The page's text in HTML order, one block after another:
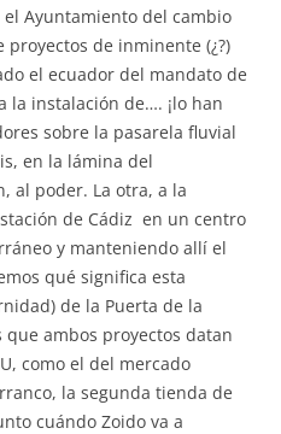
Ayuntamiento del cambio
de inminente (¿?)
el ecuador del mandato de
la instalación de…. ¡lo han
sobre la pasarela fluvial
en la lámina del
al poder. La otra, a la
de Cádiz en un centro
y manteniendo allí el
qué significa esta
de la Puerta de la
ambos proyectos datan
como el del mercado
la segunda tienda de
cuándo Zoido va a